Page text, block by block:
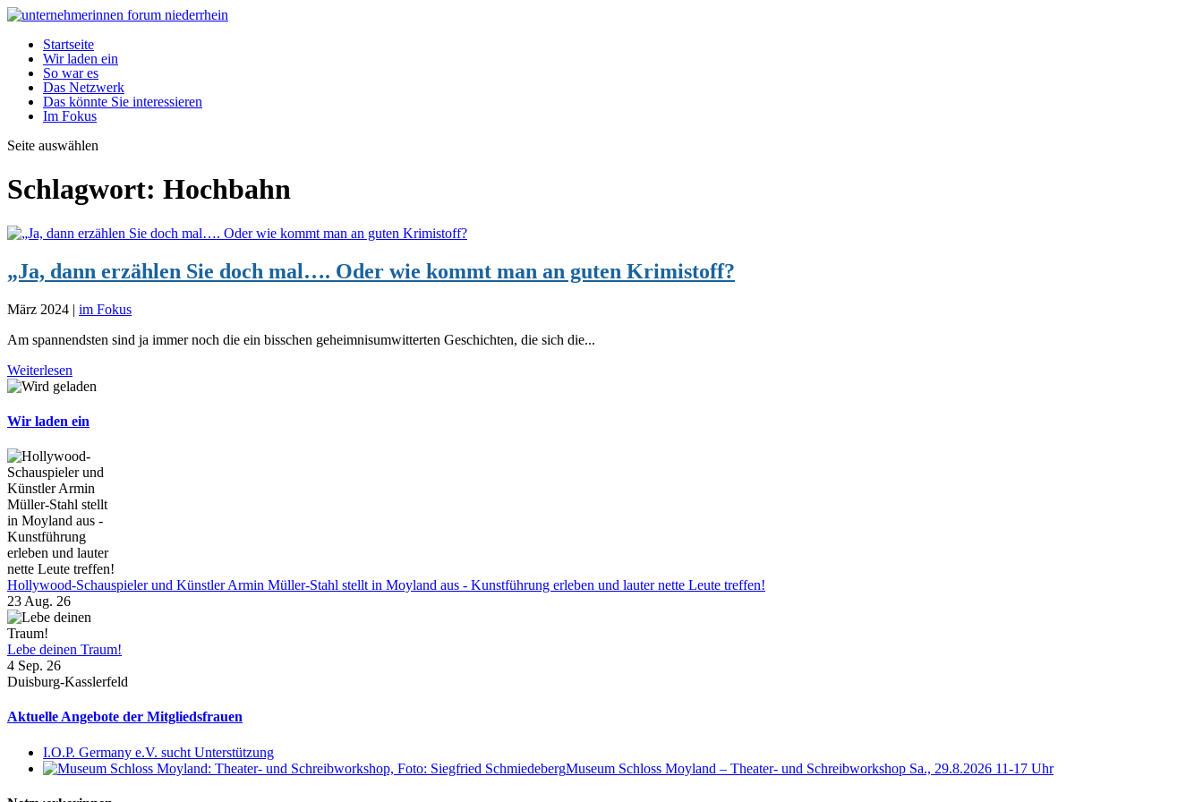
Startseite
Wir laden ein
So war es
Das Netzwerk
Das könnte Sie interessieren
Im Fokus
Seite auswählen
Schlagwort: Hochbahn
„Ja, dann erzählen Sie doch mal…. Oder wie kommt man an guten Krimistoff?
März 2024 | im Fokus
Am spannendsten sind ja immer noch die ein bisschen geheimnisumwitterten Geschichten, die sich die...
Weiterlesen
Wir laden ein
Hollywood-Schauspieler und Künstler Armin Müller-Stahl stellt in Moyland aus - Kunstführung erleben und lauter nette Leute treffen!
23 Aug. 26
Lebe deinen Traum!
4 Sep. 26
Duisburg-Kasslerfeld
Aktuelle Angebote der Mitgliedsfrauen
I.O.P. Germany e.V. sucht Unterstützung
Museum Schloss Moyland – Theater- und Schreibworkshop Sa., 29.8.2026 11-17 Uhr